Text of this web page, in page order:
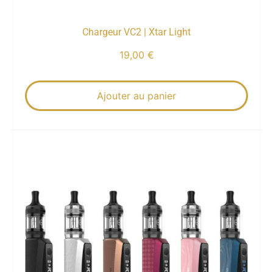
Chargeur VC2 | Xtar Light
19,00 €
Ajouter au panier